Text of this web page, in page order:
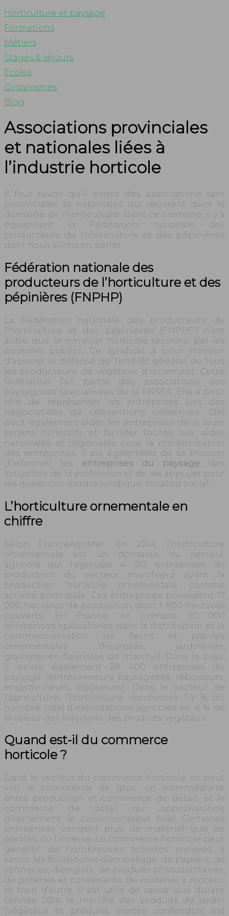
Horticulture et paysage
Formations
Métiers
Stages & séjours
Écoles
Organismes
Blog
Associations provinciales
et nationales liées à
l’industrie horticole
Il faut savoir qu’il existe des associations tant
provinciales et nationales qui œuvrent dans le
domaine de l’horticulture. Dans ce contexte, il y a
également la Fédération nationale des
producteurs de l’horticulture et des pépinières
dont nous allons en parler.
Fédération nationale des
producteurs de l’horticulture et des
pépinières (FNPHP)
La Fédération nationale des producteurs de
l’horticulture et des pépinières (FNPHP) n’est
autre que le syndicat horticole reconnu par les
pouvoirs publics. Ce syndicat a pour mission
d’assurer la défense de l’intérêt général de tous
les producteurs de végétaux d’ornement. Cette
fédération fait partie des associations des
paysagistes spécialisées de la FNSEA. Elle a pour
rôle de représenter les entreprises lors des
négociations de conventions collectives. Elle
peut également aider les entreprises dans leurs
projets collectifs et faciliter l’accès aux aides
nationales et régionales pour la modernisation
des entreprises. Il est également de sa mission
d’informer les entreprises du paysage des
actualités de la profession et de les appuyer pour
les questions d’ordre juridique, fiscal ou social.
L’horticulture ornementale en
chiffre
Selon FranceAgriMer, en 2014, l’horticulture
ornementale est un domaine du secteur
agricole qui regroupe 4 150 entreprises de
production du secteur marchand ayant la
production horticole ornementale comme
activité principale. Ces entreprises possèdent 17
000 hectares de production dont 1 800 hectares
couverts. En France, on compte 20 000
entreprises spécialisées dans la distribution et la
commercialisation de fleurs et plantes
ornementales (fleuristes, jardineries,
graineteries, fleuristes de marché). Dans le pays,
il existe également 28 400 entreprises du
paysage (entrepreneurs paysagistes, reboiseurs,
engazonneurs, élagueurs). Dans le secteur de
l’agriculture, l’horticulture représente 1,4 % du
nombre total d’exploitations agricoles et 6 % de
la valeur des livraisons des produits végétaux
Quand est-il du commerce
horticole ?
Dans le secteur du commerce horticole on peut
voir le commerce de gros, un intermédiaire
entre production et commerce de détail, et le
commerce de détail qui approvisionne
directement le consommateur final. Certaines
entreprises vendent plus de matériel que de
plantes ou l’inverse. Le commerce horticole peut
générer de nombreuses activités annexes à
savoir les fournitures d’emballage, de papiers, de
vanneries, d’engrais, de produits phytosanitaires,
de poteries et contenants, de matériel à moteur,
et bien d’autre. Il est utile de savoir que durant
l’année 2014, le marché des produits de jardin
(végétaux et produits inertes confondus) est